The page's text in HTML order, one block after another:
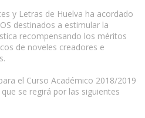
y Letras de Huelva ha acordado
destinados a estimular la
recompensando los méritos
de noveles creadores e
el Curso Académico 2018/2019
se regirá por las siguientes